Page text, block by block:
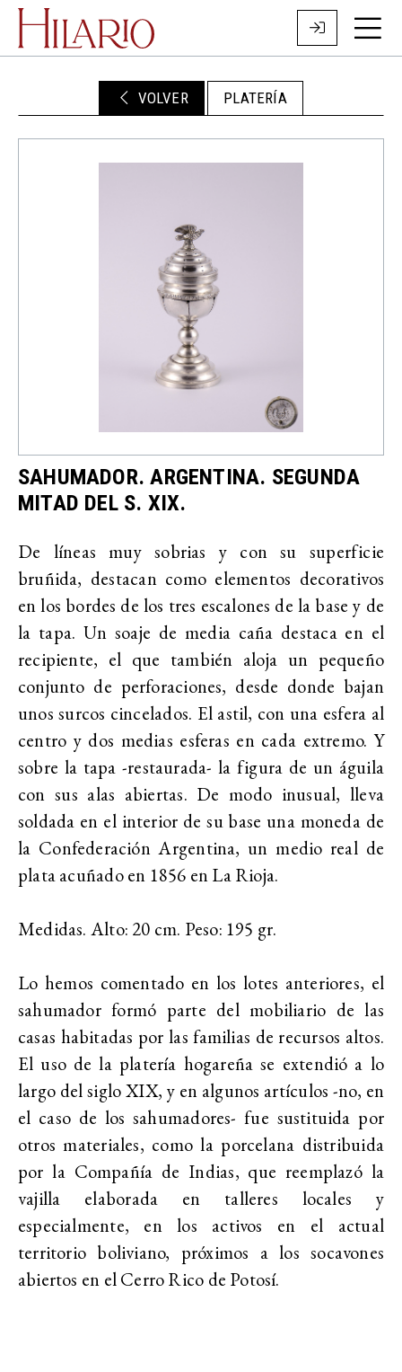
VOLVER PLATERÍA
SAHUMADOR. ARGENTINA. SEGUNDA
MITAD DEL S. XIX.
De líneas muy sobrias y con su superficie
bruñida, destacan como elementos decorativos
en los bordes de los tres escalones de la base y de
la tapa. Un soaje de media caña destaca en el
recipiente, el que también aloja un pequeño
conjunto de perforaciones, desde donde bajan
unos surcos cincelados. El astil, con una esfera al
centro y dos medias esferas en cada extremo. Y
sobre la tapa -restaurada- la figura de un águila
con sus alas abiertas. De modo inusual, lleva
soldada en el interior de su base una moneda de
la Confederación Argentina, un medio real de
plata acuñado en 1856 en La Rioja.
Medidas. Alto: 20 cm. Peso: 195 gr.
Lo hemos comentado en los lotes anteriores, el
sahumador formó parte del mobiliario de las
casas habitadas por las familias de recursos altos.
El uso de la platería hogareña se extendió a lo
largo del siglo XIX, y en algunos artículos -no, en
el caso de los sahumadores- fue sustituida por
otros materiales, como la porcelana distribuida
por la Compañía de Indias, que reemplazó la
vajilla elaborada en talleres locales y
especialmente, en los activos en el actual
territorio boliviano, próximos a los socavones
abiertos en el Cerro Rico de Potosí.